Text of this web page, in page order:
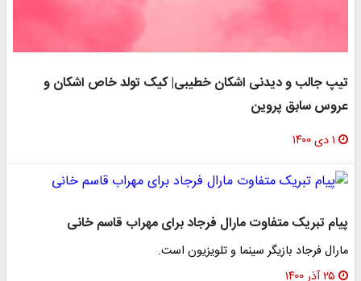
تیپ جالب و دیدنی اشکان خطیبی| کیک تولد خاص اشکان و
عروس سابق پروین
۱ دی ۱۴۰۰
پیام تبریک متفاوت مارال فرجاد برای مهراب قاسم خانی
مارال فرجاد بازیگر سینما و تلویزیون است.